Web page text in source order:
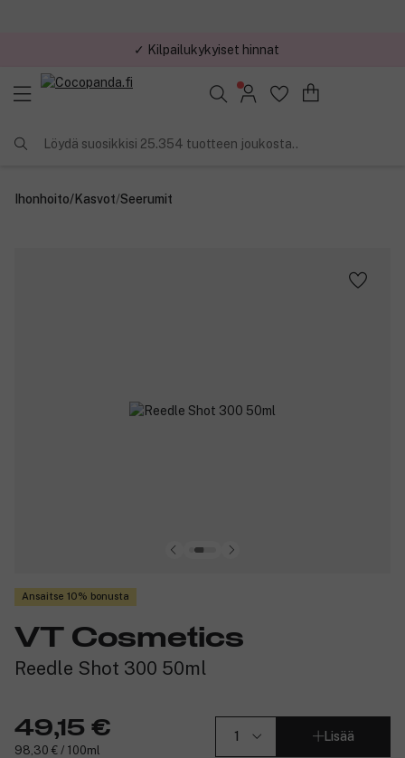
✓ Kilpailukykyiset hinnat
Löydä suosikkisi 25.354 tuotteen joukosta..
Ihonhoito/Kasvot/Seerumit
Ansaitse 10% bonusta
VT Cosmetics
Reedle Shot 300 50ml
49,15 €
98,30 € / 100ml
Lisää